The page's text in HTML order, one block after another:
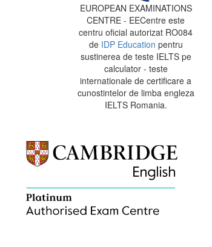
EUROPEAN EXAMINATIONS
CENTRE - EECentre este
centru oficial autorizat RO084
de IDP Education pentru
sustinerea de teste IELTS pe
calculator - teste
internationale de certificare a
cunostintelor de limba engleza
IELTS Romania.